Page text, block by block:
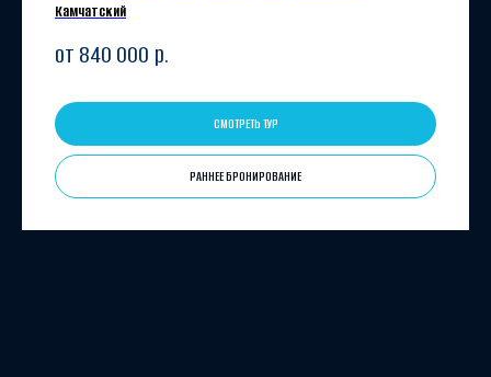
Камчатский
от 840 000 р.
СМОТРЕТЬ ТУР
РАННЕЕ БРОНИРОВАНИЕ